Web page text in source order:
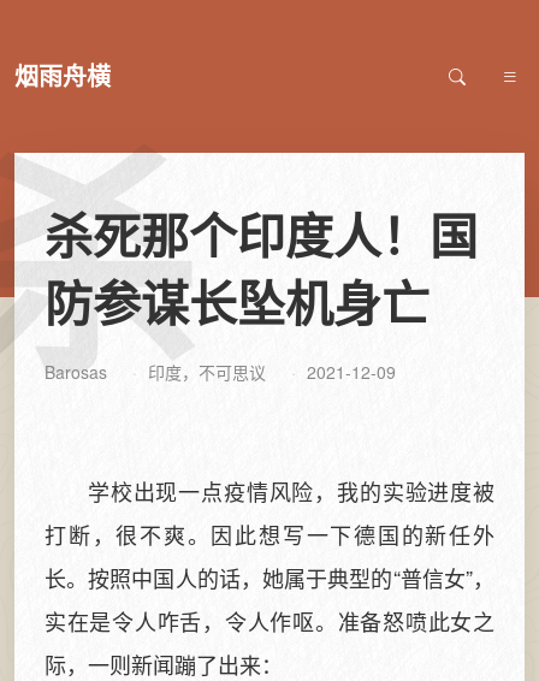
烟雨舟横
杀死那个印度人！国
防参谋长坠机身亡
Barosas 印度，不可思议 2021-12-09
学校出现一点疫情风险，我的实验进度被
打断，很不爽。因此想写一下德国的新任外
长。按照中国人的话，她属于典型的“普信女”，
实在是令人咋舌，令人作呕。准备怒喷此女之
际，一则新闻蹦了出来：